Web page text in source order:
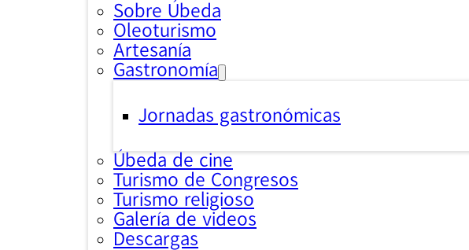
Sobre Úbeda
Oleoturismo
Artesanía
Gastronomía
Jornadas gastronómicas
Úbeda de cine
Turismo de Congresos
Turismo religioso
Galería de videos
Descargas